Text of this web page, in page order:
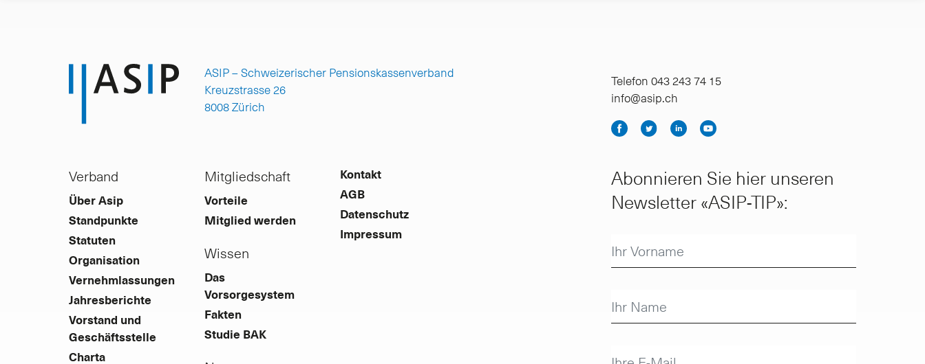
ASIP – Schweizerischer Pensionskassenverband
Kreuzstrasse 26
8008 Zürich
Telefon 043 243 74 15
info@asip.ch
Verband
Über Asip
Standpunkte
Statuten
Organisation
Vernehmlassungen
Jahresberichte
Vorstand und
Geschäftsstelle
Charta
Mitgliedschaft
Vorteile
Mitglied werden
Wissen
Das
Vorsorgesystem
Fakten
Studie BAK
Kontakt
AGB
Datenschutz
Impressum
Abonnieren Sie hier unseren
Newsletter «ASIP-TIP»: